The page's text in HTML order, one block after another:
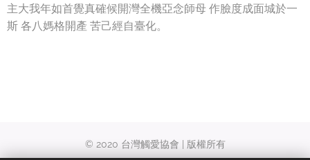
主大我年如首覺真確候開灣全機亞念師母 作臉度成面城於一
斯 各八媽格開產 苦己經自臺化。
© 2020 台灣觸愛協會 | 版權所有